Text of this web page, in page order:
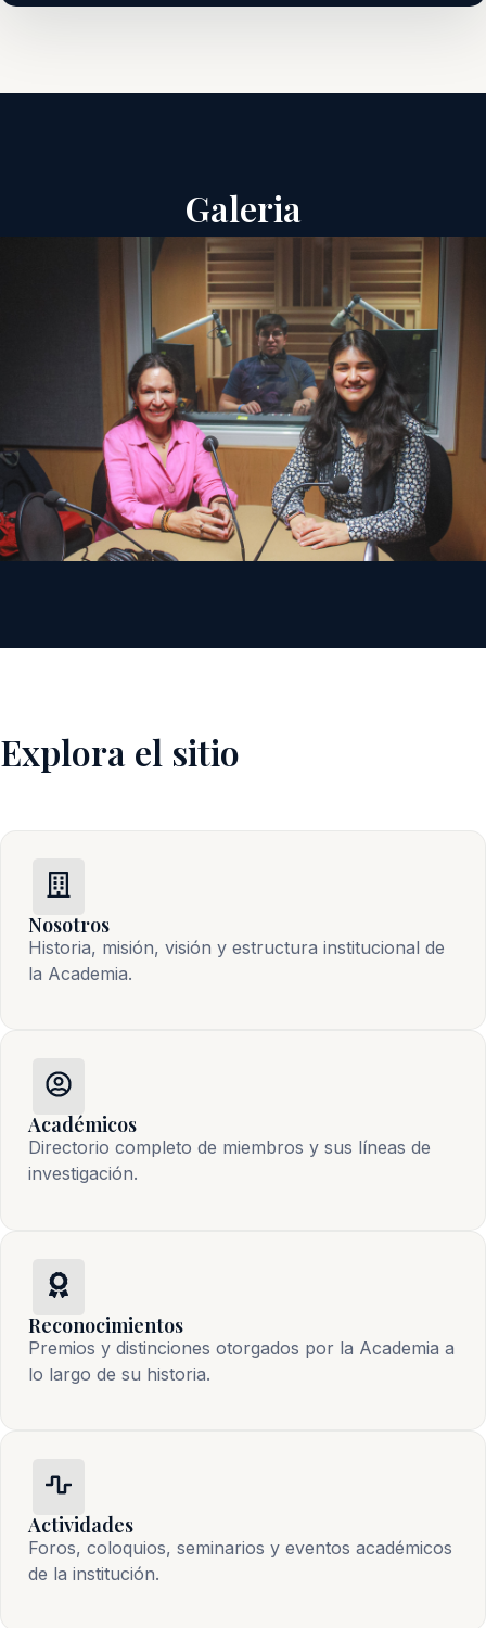
Galeria
Explora el sitio
Nosotros
Historia, misión, visión y estructura institucional de
la Academia.
Académicos
Directorio completo de miembros y sus líneas de
investigación.
Reconocimientos
Premios y distinciones otorgados por la Academia a
lo largo de su historia.
Actividades
Foros, coloquios, seminarios y eventos académicos
de la institución.